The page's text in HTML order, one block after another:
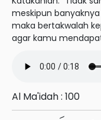
meskipun
maka bertakwalah
agar kamu
Al Ma'idah : 100